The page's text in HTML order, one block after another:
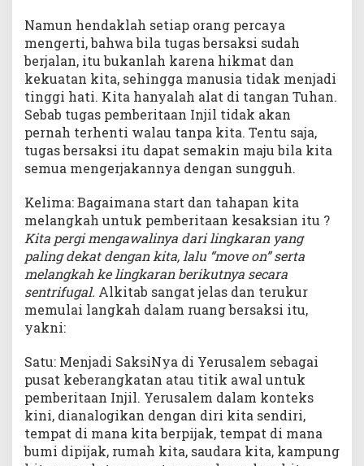
Namun hendaklah setiap orang percaya
mengerti, bahwa bila tugas bersaksi sudah
berjalan, itu bukanlah karena hikmat dan
kekuatan kita, sehingga manusia tidak menjadi
tinggi hati. Kita hanyalah alat di tangan Tuhan.
Sebab tugas pemberitaan Injil tidak akan
pernah terhenti walau tanpa kita. Tentu saja,
tugas bersaksi itu dapat semakin maju bila kita
semua mengerjakannya dengan sungguh.
Kelima: Bagaimana start dan tahapan kita
melangkah untuk pemberitaan kesaksian itu ?
Kita pergi mengawalinya dari lingkaran yang
paling dekat dengan kita, lalu “move on” serta
melangkah ke lingkaran berikutnya secara
sentrifugal. Alkitab sangat jelas dan terukur
memulai langkah dalam ruang bersaksi itu,
yakni:
Satu: Menjadi SaksiNya di Yerusalem sebagai
pusat keberangkatan atau titik awal untuk
pemberitaan Injil. Yerusalem dalam konteks
kini, dianalogikan dengan diri kita sendiri,
tempat di mana kita berpijak, tempat di mana
bumi dipijak, rumah kita, saudara kita, kampung